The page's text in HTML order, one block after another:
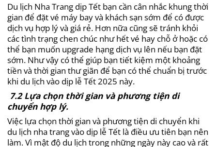
Du lịch Nha Trang dịp Tết bạn cần cân nhắc khung thời
gian để đặt vé máy bay và khách sạn sớm để có được
dịch vụ hợp lý và giá rẻ. Hơn nữa cũng sẽ tránh khỏi
các tình trạng chen chúc như hết vé hay chỗ ở hoặc có
thể bạn muốn upgrade hạng dịch vụ lên nếu bạn đặt
sớm. Như vậy có thể giúp bạn tiết kiệm một khoảng
tiền và thời gian thư giãn để bạn có thể chuẩn bị trước
khi du lịch vào dịp lễ Tết 2025 này.
7.2 Lựa chọn thời gian và phương tiện di
chuyển hợp lý.
Việc lựa chọn thời gian và phương tiện di chuyển khi
du lịch nha trang vào dịp lễ Tết là điều ưu tiên bạn nên
làm. Vì mật độ du lịch trong những ngày này cao và rất